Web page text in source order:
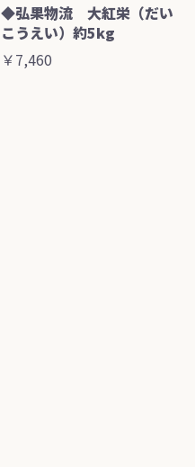
◆弘果物流 大紅栄（だい
こうえい）約5kg
￥7,460